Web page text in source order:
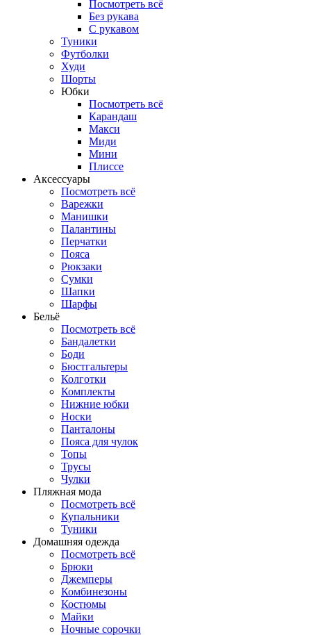
Посмотреть всё
Без рукава
С рукавом
Туники
Футболки
Худи
Шорты
Юбки
Посмотреть всё
Карандаш
Макси
Миди
Мини
Плиссе
Аксессуары
Посмотреть всё
Варежки
Манишки
Палантины
Перчатки
Пояса
Рюкзаки
Сумки
Шапки
Шарфы
Бельё
Посмотреть всё
Бандалетки
Боди
Бюстгальтеры
Колготки
Комплекты
Нижние юбки
Носки
Панталоны
Поясa для чулок
Топы
Трусы
Чулки
Пляжная мода
Посмотреть всё
Купальники
Туники
Домашняя одежда
Посмотреть всё
Брюки
Джемперы
Комбинезоны
Костюмы
Майки
Ночные сорочки